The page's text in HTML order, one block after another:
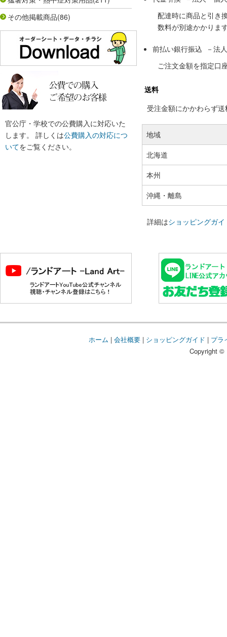
その他掲載商品(86)
官公庁・学校での公費購入に対応いた
します。 詳しくは公費購入の対応につ
いてをご覧ください。
配達時に商品と引き
数料が別途かかりま
前払い銀行振込 －法
ご注文金額を指定口
送料
受注金額にかかわらず
地域
北海道
本州
沖縄・離島
詳細はショッピングガイ
ホーム | 会社概要| ショッピングガイド | プラ
Copyright ©